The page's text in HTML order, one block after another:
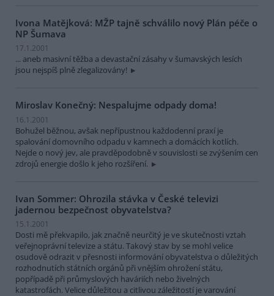
Ivona Matějková: MŽP tajně schválilo nový Plán péče o
NP Šumava
17.1.2001
... aneb masivní těžba a devastační zásahy v šumavských lesích
jsou nejspíš plně zlegalizovány!
Miroslav Konečný: Nespalujme odpady doma!
16.1.2001
Bohužel běžnou, avšak nepřípustnou každodenní praxí je
spalování domovního odpadu v kamnech a domácích kotlích.
Nejde o nový jev, ale pravděpodobně v souvislosti se zvýšením cen
zdrojů energie došlo k jeho rozšíření.
Ivan Sommer: Ohrozila stávka v České televizi
jadernou bezpečnost obyvatelstva?
15.1.2001
Dosti mě překvapilo, jak značně neurčitý je ve skutečnosti vztah
veřejnoprávní televize a státu. Takový stav by se mohl velice
osudově odrazit v přesnosti informování obyvatelstva o důležitých
rozhodnutích státních orgánů při vnějším ohrožení státu,
popřípadě při průmyslových haváriích nebo živelných
katastrofách. Velice důležitou a citlivou záležitostí je varování